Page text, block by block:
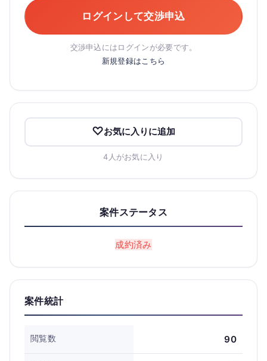
ログインして交渉申込
交渉申込にはログインが必要です。
新規登録はこちら
お気に入りに追加
4人がお気に入り
案件ステータス
成約済み
案件統計
閲覧数 90